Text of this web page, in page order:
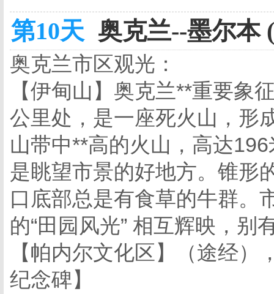
第10天 奥克兰--墨尔本
奥克兰市区观光：
【伊甸山】奥克兰**重要象
公里处，是一座死火山，形
山带中**高的火山，高达
是眺望市景的好地方。锥形
口底部总是有食草的牛群。
的“田园风光” 相互辉映，别
【帕内尔文化区】（途经
纪念碑】